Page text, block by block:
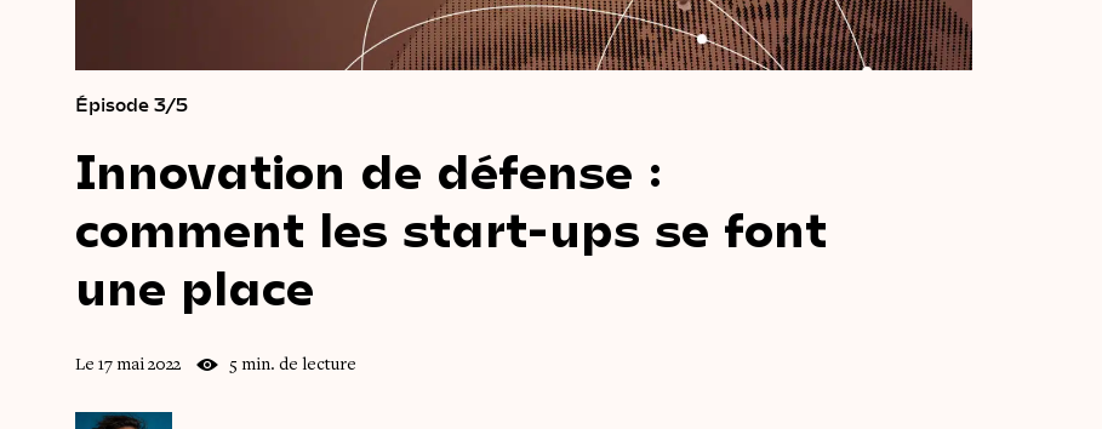
Épisode 3/5
Innovation de défense :
comment les start-ups se font
une place
Le 17 mai 2022 5 min. de lecture